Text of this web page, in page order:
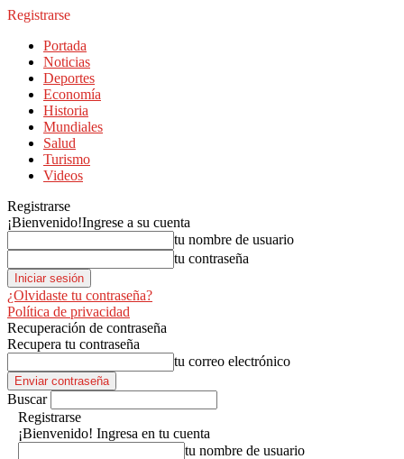
Registrarse
Portada
Noticias
Deportes
Economía
Historia
Mundiales
Salud
Turismo
Videos
Registrarse
¡Bienvenido!Ingrese a su cuenta
tu nombre de usuario
tu contraseña
¿Olvidaste tu contraseña?
Política de privacidad
Recuperación de contraseña
Recupera tu contraseña
tu correo electrónico
Buscar
Registrarse
¡Bienvenido! Ingresa en tu cuenta
tu nombre de usuario